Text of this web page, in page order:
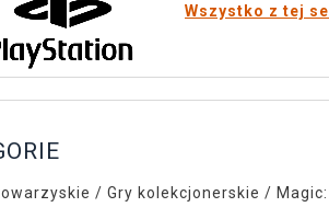
Wszystko z tej
/ Gry kolekcjonerskie /